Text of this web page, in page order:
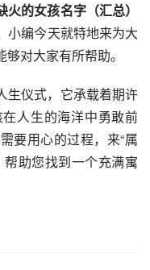
火的女孩名字（汇总）
小编今天就特地来为大
对大家有所帮助。
生仪式，它承载着期许
人生的海洋中勇敢前
要用心的过程，来“属
助您找到一个充满寓